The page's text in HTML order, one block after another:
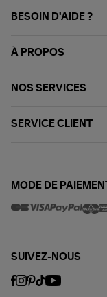
BESOIN D'AIDE ?
À PROPOS
NOS SERVICES
SERVICE CLIENT
MODE DE PAIEMENT
SUIVEZ-NOUS